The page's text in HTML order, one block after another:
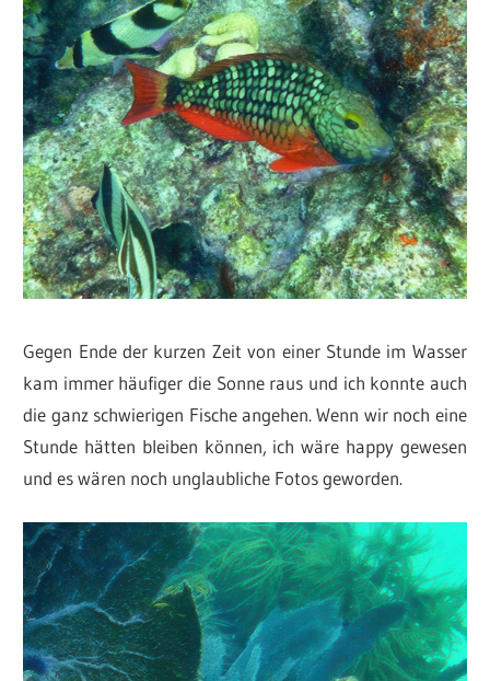
Gegen Ende der kurzen Zeit von einer Stunde im Wasser
kam immer häufiger die Sonne raus und ich konnte auch
die ganz schwierigen Fische angehen. Wenn wir noch eine
Stunde hätten bleiben können, ich wäre happy gewesen
und es wären noch unglaubliche Fotos geworden.